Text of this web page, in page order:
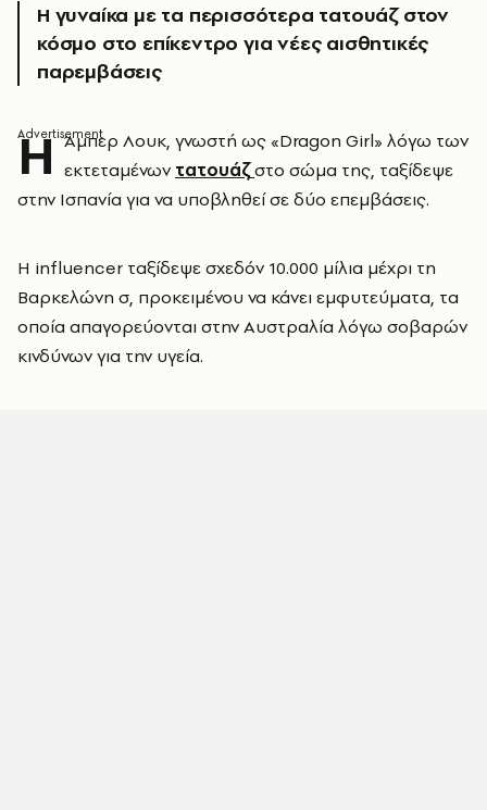
Η γυναίκα με τα περισσότερα τατουάζ στον
κόσμο στο επίκεντρο για νέες αισθητικές
παρεμβάσεις
Η Άμπερ Λουκ, γνωστή ως «Dragon Girl» λόγω των
εκτεταμένων τατουάζστο σώμα της, ταξίδεψε
στην Ισπανία για να υποβληθεί σε δύο επεμβάσεις.
Η influencer ταξίδεψε σχεδόν 10.000 μίλια μέχρι τη
Βαρκελώνη σ, προκειμένου να κάνει εμφυτεύματα, τα
οποία απαγορεύονται στην Αυστραλία λόγω σοβαρών
κινδύνων για την υγεία.